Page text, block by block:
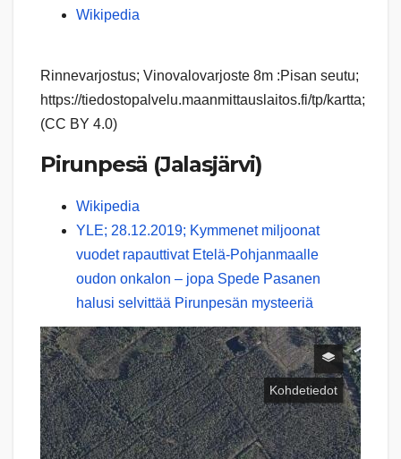
Wikipedia
Rinnevarjostus; Vinovalovarjoste 8m :Pisan seutu;
https://tiedostopalvelu.maanmittauslaitos.fi/tp/kartta;
(CC BY 4.0)
Pirunpesä (Jalasjärvi)
Wikipedia
YLE; 28.12.2019; Kymmenet miljoonat
vuodet rapauttivat Etelä-Pohjanmaalle
oudon onkalon – jopa Spede Pasanen
halusi selvittää Pirunpesän mysteeriä